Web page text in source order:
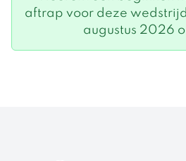
aftrap voor deze
augustus 2026